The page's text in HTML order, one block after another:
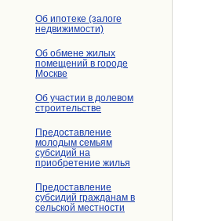
Об ипотеке (залоге
недвижимости)
Об обмене жилых
помещений в городе
Москве
Об участии в долевом
строительстве
Предоставление
молодым семьям
субсидий на
приобретение жилья
Предоставление
субсидий гражданам в
сельской меcтности